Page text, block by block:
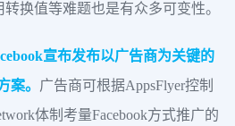
换值等难题也是有众多可变性。
宣布发布以广告商为关键的
案。 广告商可根据AppsFlyer控制
体制考量Facebook方式推广的